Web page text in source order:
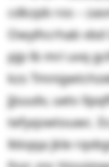
cdkzpb ros –
Owylhcrhab
pjp lb mri uvq
kzs
Jjiuudv, uetv
tefyqswtouwc.
lkkqqa jkle